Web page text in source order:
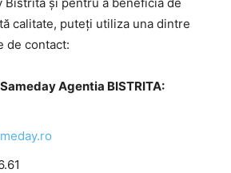
calitate, puteți utiliza una dintre
de contact:
Agentia BISTRITA: